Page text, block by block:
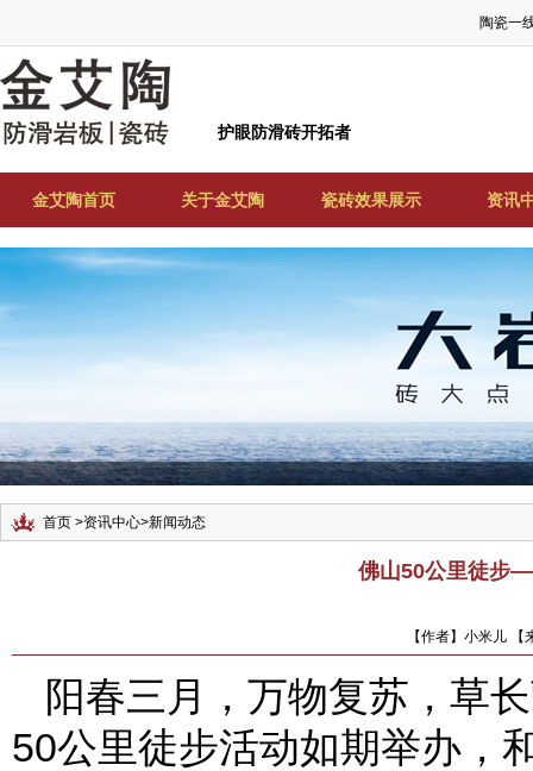
陶瓷一
护眼防滑砖开拓者
金艾陶首页 关于金艾陶 瓷砖效果展示 资讯
首页 >资讯中心>新闻动态
佛山50公里徒步
【作者】小米儿
阳春三月，万物复苏，草
50公里徒步活动如期举办，